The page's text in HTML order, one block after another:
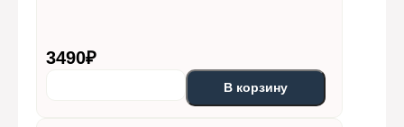
3490₽
В корзину